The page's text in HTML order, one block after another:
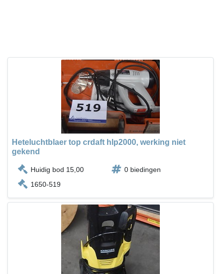
Heteluchtblaer top crdaft hlp2000, werking niet
gekend
Huidig bod 15,00
0 biedingen
1650-519